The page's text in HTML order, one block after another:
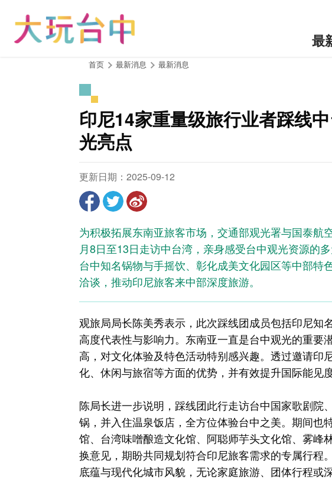
最
首页 最新消息 最新消息
印尼14家重量级旅行业者踩线
光亮点
更新日期：2025-09-12
为积极拓展东南亚旅客市场，交通部观光署与国泰航
月8日至13日走访中台湾，亲身感受台中观光资源的
台中知名锅物与手摇饮、彰化成美文化园区等中部特
洽谈，推动印尼旅客来中部深度旅游。
观旅局局长陈美秀表示，此次踩线团成员包括印尼知
高度代表性与影响力。东南亚一直是台中观光的重要
高，对文化体验及特色活动特别感兴趣。透过邀请印
化、休闲与旅宿等方面的优势，并有效提升国际能见度
陈局长进一步说明，踩线团此行走访台中国家歌剧院
锅，并入住温泉饭店，全方位体验台中之美。期间也
馆、台湾味噌酿造文化馆、阿聪师芋头文化馆、雾峰
换意见，期盼共同规划符合印尼旅客需求的专属行程
底蕴与现代化城市风貌，无论家庭旅游、团体行程或